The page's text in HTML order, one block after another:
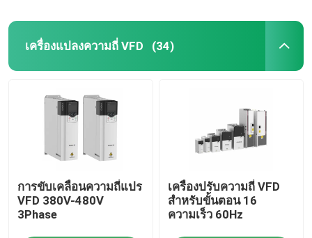
เครื่องแปลงความถี่ VFD (34)
การขับเคลื่อนความถี่แปร
VFD 380V-480V
3Phase
เครื่องปรับความถี่ VFD
สําหรับขั้นตอน 16
ความเร็ว 60Hz